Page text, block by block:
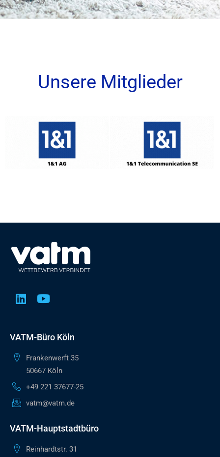
Unsere Mitglieder
VATM-Büro Köln
Frankenwerft 35
50667 Köln
+49 221 37677-25
vatm@vatm.de
VATM-Hauptstadtbüro
Reinhardtstr. 31